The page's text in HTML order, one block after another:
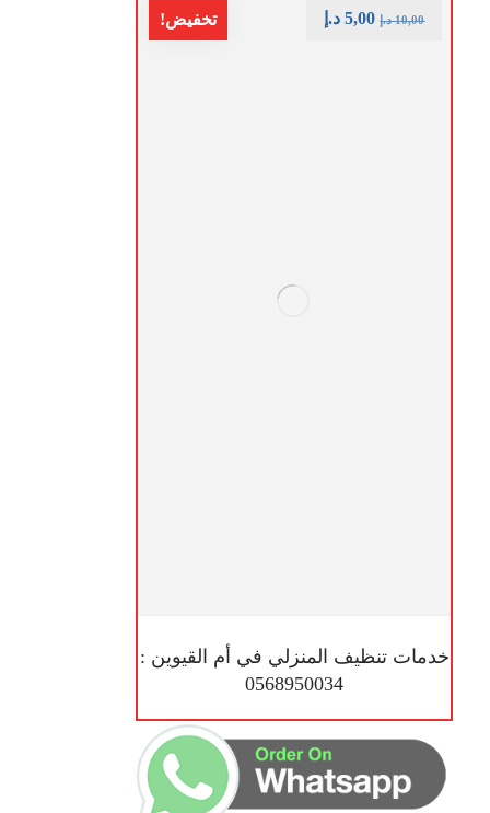
تخفيض!
خدمات تنظيف المنزلي في أم القيوين :
0568950034
10,00 د.إ 5,00 د.إ